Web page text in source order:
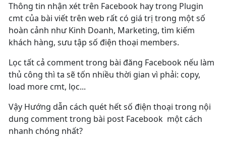
Thông tin nhận xét trên Facebook hay trong Plugin
cmt của bài viết trên web rất có giá trị trong một số
hoàn cảnh như Kinh Doanh, Marketing, tìm kiếm
khách hàng, sưu tập số điện thoại members.
Lọc tất cả comment trong bài đăng Facebook nếu làm
thủ công thì ta sẽ tốn nhiều thời gian vì phải: copy,
load more cmt, lọc...
Vậy Hướng dẫn cách quét hết số điện thoại trong nội
dung comment trong bài post Facebook một cách
nhanh chóng nhất?